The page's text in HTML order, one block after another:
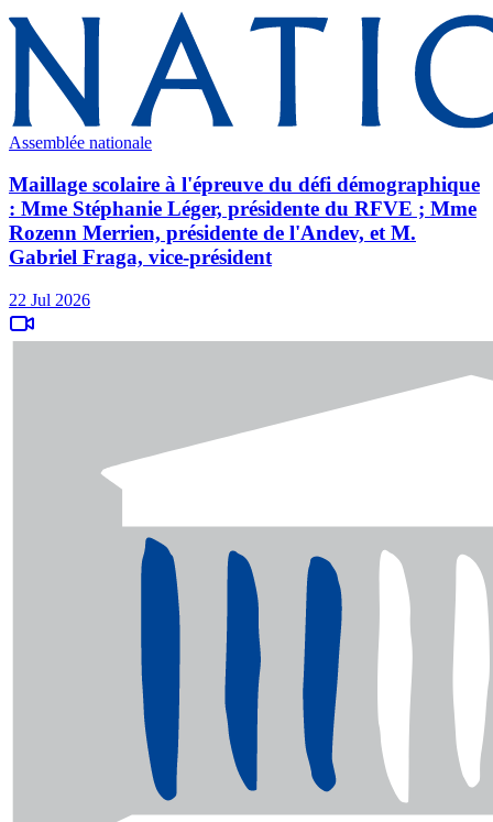
Assemblée nationale
Maillage scolaire à l'épreuve du défi démographique
: Mme Stéphanie Léger, présidente du RFVE ; Mme
Rozenn Merrien, présidente de l'Andev, et M.
Gabriel Fraga, vice-président
22 Jul 2026